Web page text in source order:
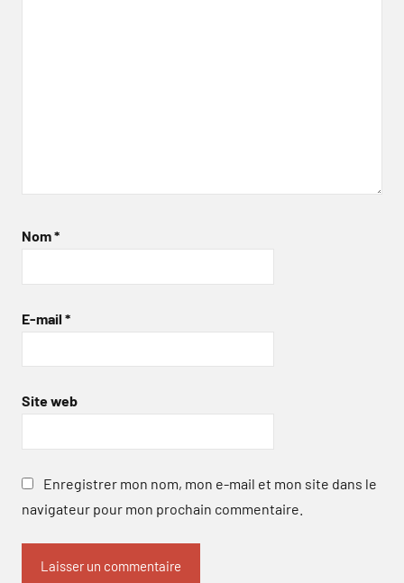
Nom*
E-mail *
Site web
Enregistrer mon nom, mon e-mail et mon site dans le
navigateur pour mon prochain commentaire.